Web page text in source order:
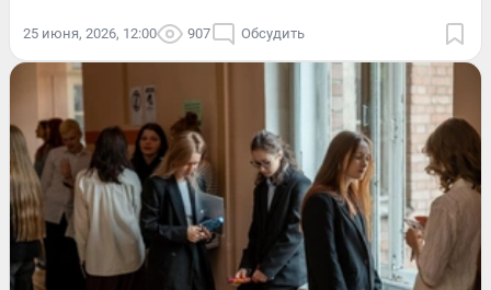
25 июня, 2026, 12:00 907 Обсудить